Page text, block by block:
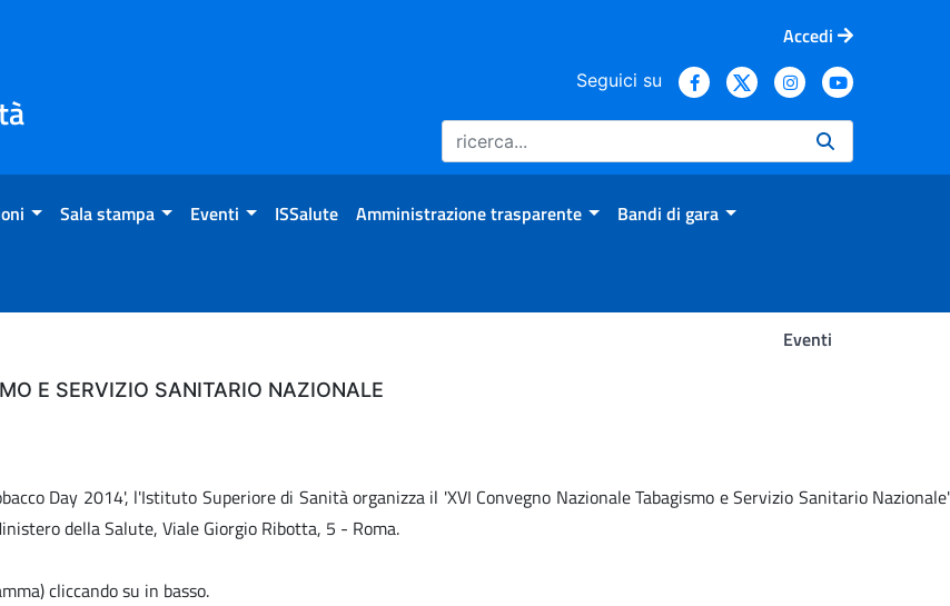
Accedi
Seguici su
Sala stampa Eventi ISSalute Amministrazione trasparente Bandi di gara
Eventi
E SERVIZIO SANITARIO NAZIONALE
Day 2014', l'Istituto Superiore di Sanità organizza il 'XVI Convegno Nazionale Tabagismo e Servizio Sanitario Nazionale'
della Salute, Viale Giorgio Ribotta, 5 - Roma.
cliccando su in basso.